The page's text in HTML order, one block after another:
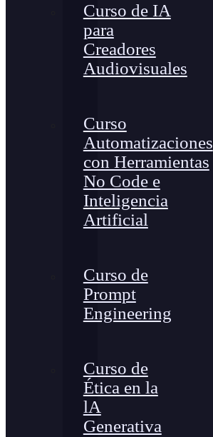
Curso de IA
para
Creadores
Audiovisuales
Curso
Automatizaciones
con Herramientas
No Code e
Inteligencia
Artificial
Curso de
Prompt
Engineering
Curso de
Ética en la
lA
Generativa